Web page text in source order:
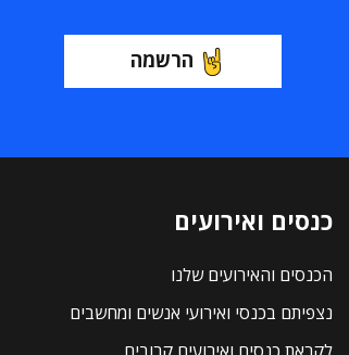
הרשמה
כנסים ואירועים
הכנסים והאירועים שלנו
נצפיתם בכנסי ואירועי אנשים ומחשבים